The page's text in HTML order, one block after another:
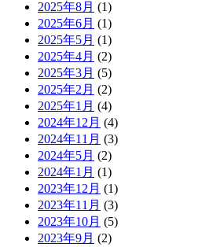
2025年8月 (1)
2025年6月 (1)
2025年5月 (1)
2025年4月 (2)
2025年3月 (5)
2025年2月 (2)
2025年1月 (4)
2024年12月 (4)
2024年11月 (3)
2024年5月 (2)
2024年1月 (1)
2023年12月 (1)
2023年11月 (3)
2023年10月 (5)
2023年9月 (2)